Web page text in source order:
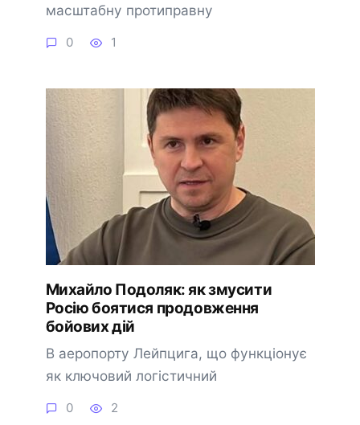
масштабну протиправну
0 1
Михайло Подоляк: як змусити
Росію боятися продовження
бойових дій
В аеропорту Лейпцига, що функціонує
як ключовий логістичний
0 2